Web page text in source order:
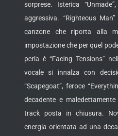
sorprese. Isterica
aggressiva. “Righteous
canzone che riporta alla
impostazione che per quel
perla è “Facing Tensions”
vocale si innalza con
“Scapegoat”, feroce
decadente e
track posta in chiusura.
energia orientata ad una